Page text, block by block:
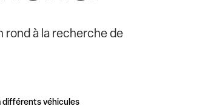
à la recherche de
différents véhicules